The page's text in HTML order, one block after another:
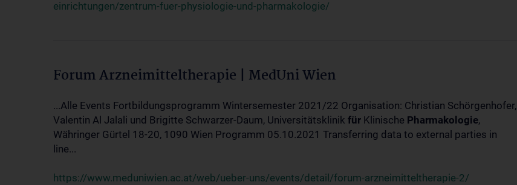
einrichtungen/zentrum-fuer-physiologie-und-pharmakologie/
Forum Arzneimitteltherapie | MedUni Wien
...Alle Events Fortbildungsprogramm Wintersemester 2021/22 Organisation: Christian Schörgenhofer,
Valentin Al Jalali und Brigitte Schwarzer-Daum, Universitätsklinik für Klinische Pharmakologie,
Währinger Gürtel 18-20, 1090 Wien Programm 05.10.2021 Transferring data to external parties in
line...
https://www.meduniwien.ac.at/web/ueber-uns/events/detail/forum-arzneimitteltherapie-2/